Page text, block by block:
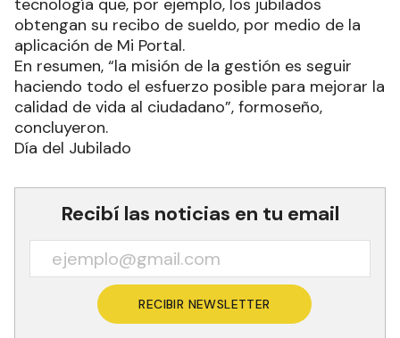
tecnología que, por ejemplo, los jubilados
obtengan su recibo de sueldo, por medio de la
aplicación de Mi Portal.
En resumen, “la misión de la gestión es seguir
haciendo todo el esfuerzo posible para mejorar la
calidad de vida al ciudadano”, formoseño,
concluyeron.
Día del Jubilado
Recibí las noticias en tu email
RECIBIR NEWSLETTER